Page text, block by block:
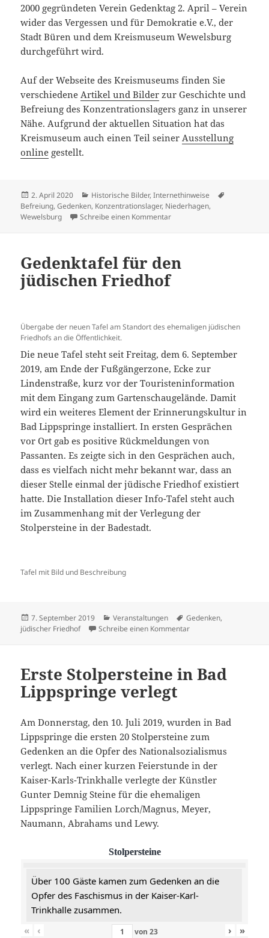
2000 gegründeten Verein Gedenktag 2. April – Verein
wider das Vergessen und für Demokratie e.V., der
Stadt Büren und dem Kreismuseum Wewelsburg
durchgeführt wird.
Auf der Webseite des Kreismuseums finden Sie
verschiedene Artikel und Bilder zur Geschichte und
Befreiung des Konzentrationslagers ganz in unserer
Nähe. Aufgrund der aktuellen Situation hat das
Kreismuseum auch einen Teil seiner Ausstellung
online gestellt.
Veröffentlicht
am
2. April 2020 Kategorien
Historische Bilder,Internethinweise
Befreiung,Gedenken, Konzentrationslager, Niederhagen,
Wewelsburg
Schreibe einen Kommentarzu 2. April 2020: 75 Jahre
Gedenktafel für den
jüdischen Friedhof
Übergabe der neuen Tafel am Standort des ehemaligen jüdischen
Friedhofs an die Öffentlichkeit.
Die neue Tafel steht seit Freitag, dem 6. September
2019, am Ende der Fußgängerzone, Ecke zur
Lindenstraße, kurz vor der Touristeninformation
mit dem Eingang zum Gartenschaugelände. Damit
wird ein weiteres Element der Erinnerungskultur in
Bad Lippspringe installiert. In ersten Gesprächen
vor Ort gab es positive Rückmeldungen von
Passanten. Es zeigte sich in den Gesprächen auch,
dass es vielfach nicht mehr bekannt war, dass an
dieser Stelle einmal der jüdische Friedhof existiert
hatte. Die Installation dieser Info-Tafel steht auch
im Zusammenhang mit der Verlegung der
Stolpersteine in der Badestadt.
Tafel mit Bild und Beschreibung
Veröffentlicht
am
7. September 2019 Kategorien
Veranstaltungen Schlagwörter
Gedenken,
jüdischer Friedhof
Schreibe einen Kommentarzu Gedenktafel für den
Erste Stolpersteine in Bad
Lippspringe verlegt
Am Donnerstag, den 10. Juli 2019, wurden in Bad
Lippspringe die ersten 20 Stolpersteine zum
Gedenken an die Opfer des Nationalsozialismus
verlegt. Nach einer kurzen Feierstunde in der
Kaiser-Karls-Trinkhalle verlegte der Künstler
Gunter Demnig Steine für die ehemaligen
Lippspringe Familien Lorch/Magnus, Meyer,
Naumann, Abrahams und Lewy.
Stolpersteine
Über 100 Gäste kamen zum Gedenken an die
Opfer des Faschismus in der Kaiser-Karl-
Trinkhalle zusammen.
«
‹ von 23 › »